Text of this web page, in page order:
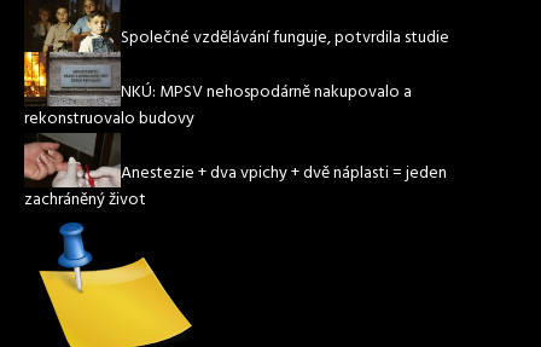
Společné vzdělávání funguje, potvrdila studie
NKÚ: MPSV nehospodárně nakupovalo a
rekonstruovalo budovy
Anestezie + dva vpichy + dvě náplasti = jeden
zachráněný život